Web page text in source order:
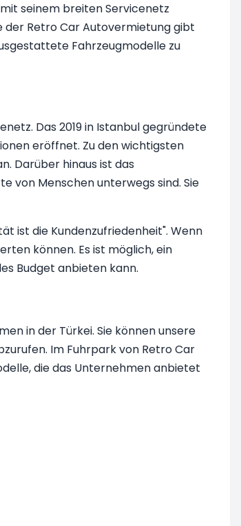
seinem breiten Servicenetz
der Retro Car Autovermietung gibt
Fahrzeugmodelle zu
Das 2019 in Istanbul gegründete
eröffnet. Zu den wichtigsten
Darüber hinaus ist das
von Menschen unterwegs sind. Sie
ist die Kundenzufriedenheit". Wenn
können. Es ist möglich, ein
Budget anbieten kann.
in der Türkei. Sie können unsere
Im Fuhrpark von Retro Car
die das Unternehmen anbietet